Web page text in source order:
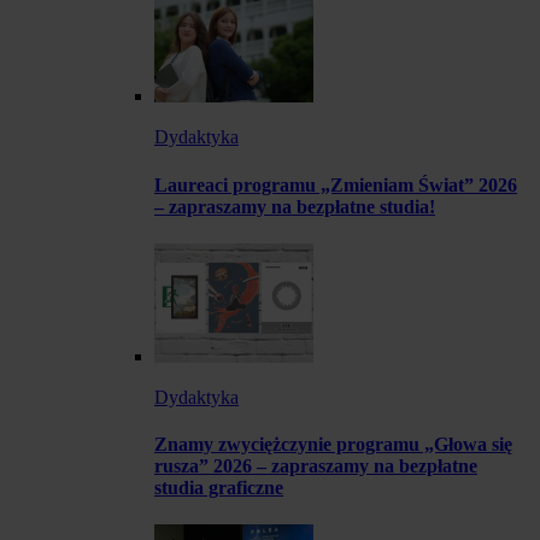
Dydaktyka
Laureaci programu „Zmieniam Świat” 2026
– zapraszamy na bezpłatne studia!
Dydaktyka
Znamy zwyciężczynie programu „Głowa się
rusza” 2026 – zapraszamy na bezpłatne
studia graficzne